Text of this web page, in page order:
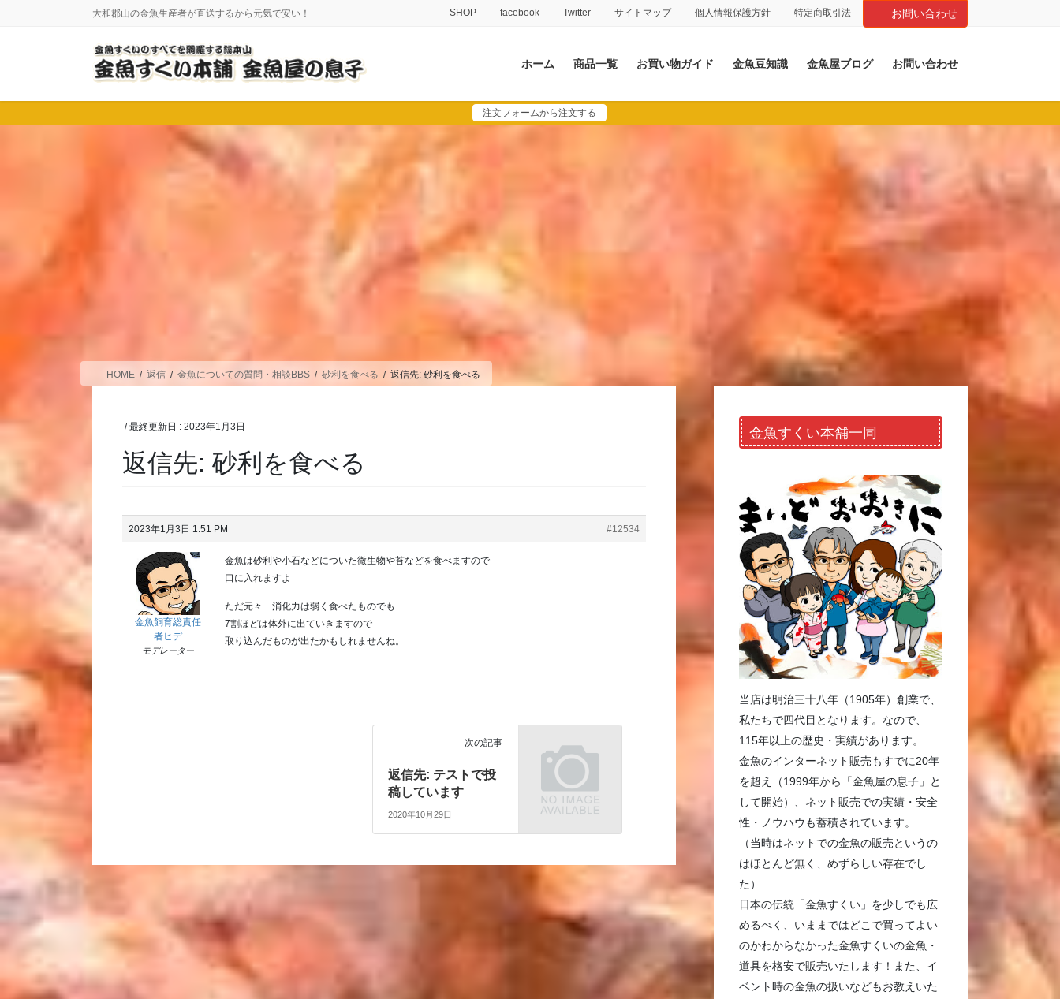
に
移
ョ
ン
大和郡山の金魚生産者が直送するから元気で安い！ SHOP facebook Twitter サイトマップ 個人情報保護方針 特定商取引法 お問い合わせ
ホーム 商品一覧 お買い物ガイド 金魚豆知識 金魚屋ブログ お問い合わせ
注文フォームから注文する
HOME 返信 金魚についての質問・相談BBS 砂利を食べる 返信先: 砂利を食べる
/ 最終更新日 :2023年1月3日
返信先: 砂利を食べる
2023年1月3日 1:51 PM #12534
金魚飼育総責任
者ヒデ
モデレーター
金魚は砂利や小石などについた微生物や苔などを食べますので
口に入れますよ
ただ元々 消化力は弱く食べたものでも
7割ほどは体外に出ていきますので
取り込んだものが出たかもしれませんね。
次の記事
返信先: テストで投
稿しています
2020年10月29日
金魚すくい本舗一同
当店は明治三十八年（1905年）創業で、
私たちで四代目となります。なので、
115年以上の歴史・実績があります。
金魚のインターネット販売もすでに20年
を超え（1999年から「金魚屋の息子」と
して開始）、ネット販売での実績・安全
性・ノウハウも蓄積されています。
（当時はネットでの金魚の販売というの
はほとんど無く、めずらしい存在でし
た）
日本の伝統「金魚すくい」を少しでも広
めるべく、いままではどこで買ってよい
のかわからなかった金魚すくいの金魚・
道具を格安で販売いたします！また、イ
ベント時の金魚の扱いなどもお教えいた